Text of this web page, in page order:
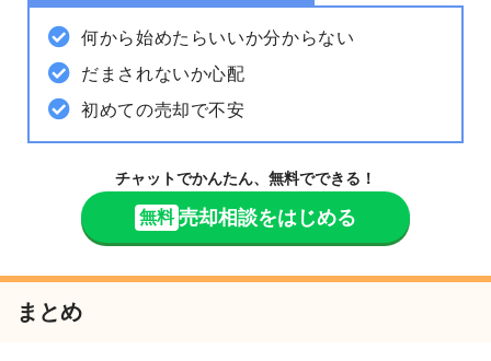
何から始めたらいいか分からない
だまされないか心配
初めての売却で不安
チャットでかんたん、無料でできる！
無料 売却相談をはじめる
まとめ